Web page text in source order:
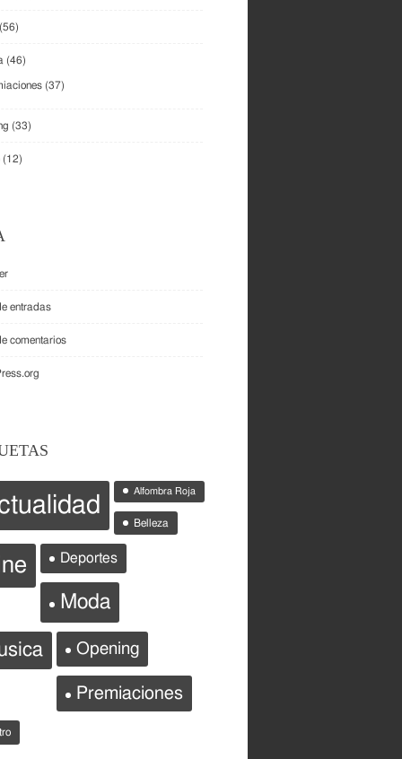
(56)
(46)
(37)
(33)
(12)
entradas
comentarios
Alfombra Roja
Belleza
Deportes
Moda
Opening
Premiaciones